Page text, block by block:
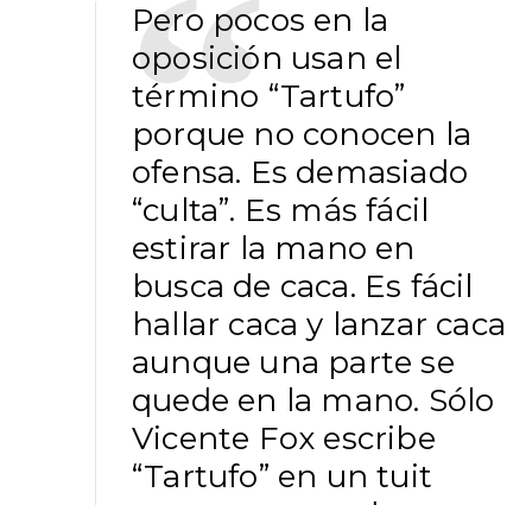
Pero pocos en la
oposición usan el
término “Tartufo”
porque no conocen la
ofensa. Es demasiado
“culta”. Es más fácil
estirar la mano en
busca de caca. Es fácil
hallar caca y lanzar caca
aunque una parte se
quede en la mano. Sólo
Vicente Fox escribe
“Tartufo” en un tuit